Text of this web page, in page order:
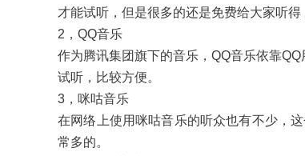
才能试听，但是很多的还是免费给大家听
2，QQ音乐
作为腾讯集团旗下的音乐，QQ音乐依靠
试听，比较方便。
3，咪咕音乐
在网络上使用咪咕音乐的听众也有不少，
常多的。